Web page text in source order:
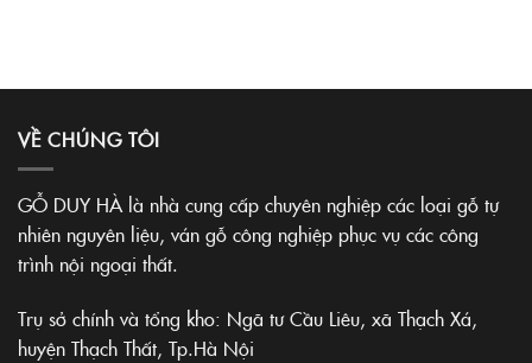
VỀ CHÚNG TÔI
GỖ DUY HÀ là nhà cung cấp chuyên nghiệp các loại gỗ tự
nhiên nguyên liệu, ván gỗ công nghiệp phục vụ các công
trình nội ngoại thất.
Trụ sở chính và tổng kho: Ngã tư Cầu Liêu, xã Thạch Xá,
huyện Thạch Thất, Tp.Hà Nội